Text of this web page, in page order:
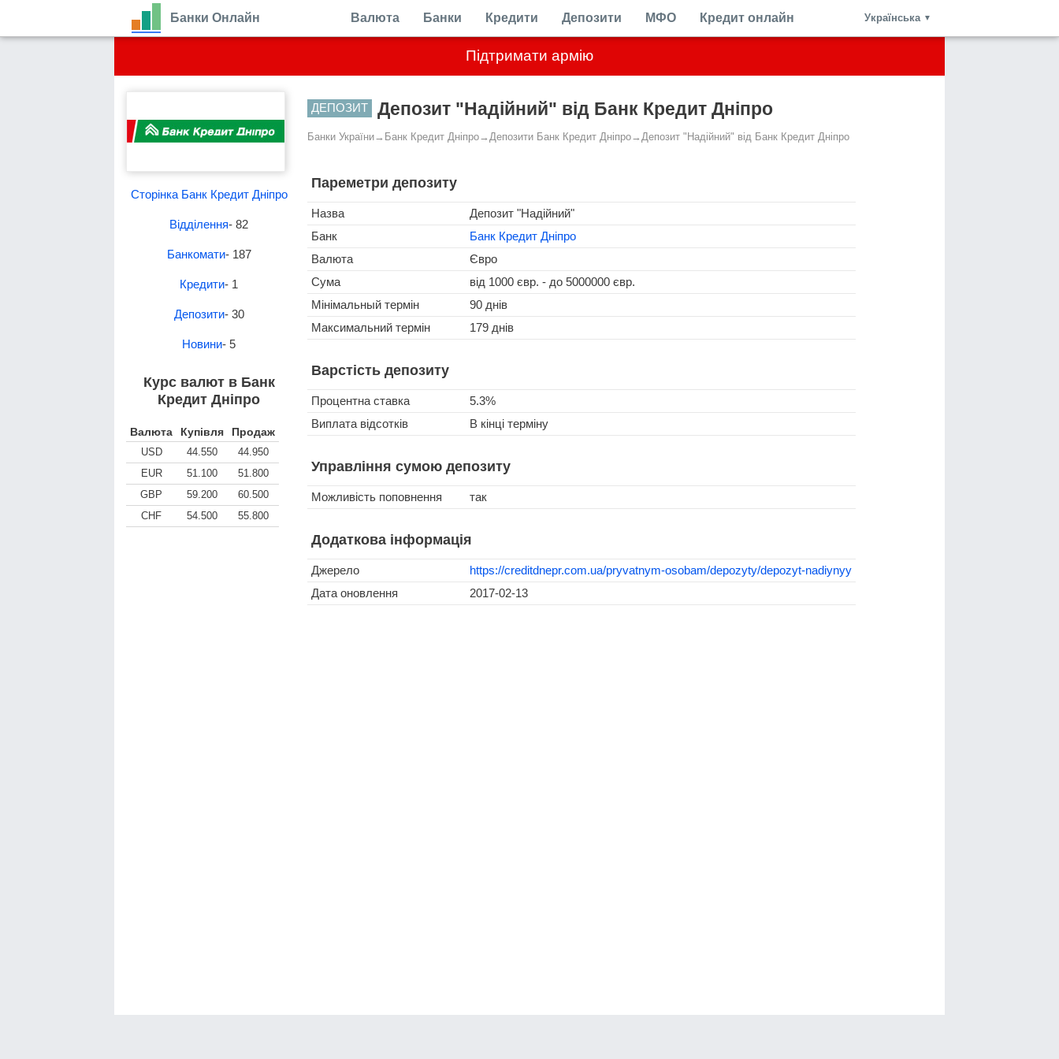
Підтримати армію
Банки Онлайн Валюта Банки Кредити Депозити МФО Кредит онлайн Українська ▼
Сторінка Банк Кредит Дніпро
Відділення- 82
Банкомати- 187
Кредити- 1
Депозити- 30
Новини- 5
Курс валют в Банк
Кредит Дніпро
Валюта Купівля Продаж
USD 44.550
44.950
EUR
51.100
51.800
GBP
59.200
60.500
CHF
54.500 55.800
ДЕПОЗИТ Депозит "Надійний" від Банк Кредит Дніпро
Банки України→ Банк Кредит Дніпро→ Депозити Банк Кредит Дніпро→ Депозит "Надійний" від Банк Кредит Дніпро
Пареметри депозиту
Назва
Депозит "Надійний"
Банк
Банк Кредит Дніпро
Валюта
Євро
Сума
від 1000 євр. - до 5000000 євр.
Мінімальный термін
90 днів
Максимальний термін
179 днів
Варстість депозиту
Процентна ставка
5.3%
Виплата відсотків
В кінці терміну
Управління сумою депозиту
Можливість поповнення так
Додаткова інформація
Джерело
https://creditdnepr.com.ua/pryvatnym-osobam/depozyty/depozyt-nadiynyy
Дата оновлення
2017-02-13